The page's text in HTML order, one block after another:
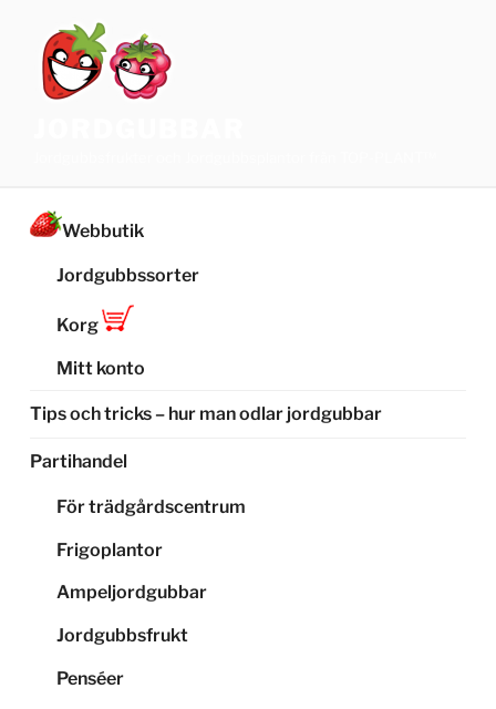
innehåll
Webbutik
Jordgubbssorter
Korg
Mitt konto
Tips och tricks – hur man odlar jordgubbar
Partihandel
För trädgårdscentrum
Frigoplantor
Ampeljordgubbar
Jordgubbsfrukt
Penséer